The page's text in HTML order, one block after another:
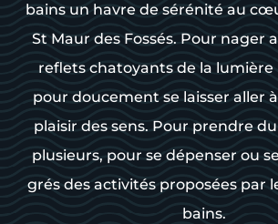
bains un havre de sérénité au
St Maur des Fossés. Pour nager
reflets chatoyants de la lumière
pour doucement se laisser aller
plaisir des sens. Pour prendre
plusieurs, pour se dépenser ou
grés des activités proposées par
bains.